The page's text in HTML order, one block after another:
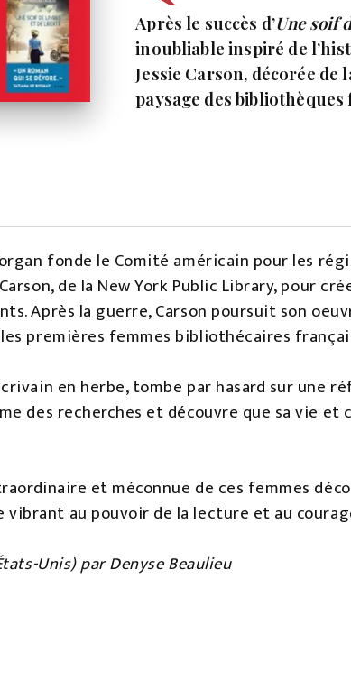
Après le succès d’Une soif
inoubliable inspiré de
Jessie Carson, décorée
paysage des bibliothèques
fonde le Comité américain pour les
de la New York Public Library, pour
Après la guerre, Carson poursuit son
premières femmes bibliothécaires
en herbe, tombe par hasard sur une
des recherches et découvre que sa vie
et méconnue de ces femmes
au pouvoir de la lecture et au
Unis) par Denyse Beaulieu